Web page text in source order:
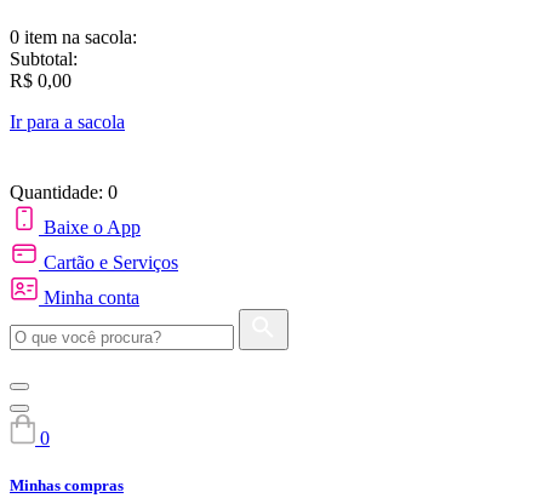
0 item na sacola:
Subtotal:
R$ 0,00
Ir para a sacola
Quantidade: 0
Baixe o App
Cartão e Serviços
Minha conta
0
Minhas compras